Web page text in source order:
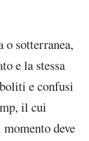
sotterranea,
e la stessa
e confusi
il cui
momento deve